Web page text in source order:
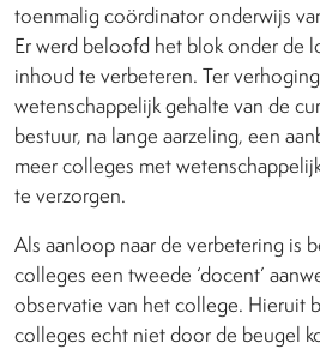
toenmalig coördinator onderwijs
Er werd beloofd het blok onder de
inhoud te verbeteren. Ter verhoging
wetenschappelijk gehalte van de
bestuur, na lange aarzeling, een
meer colleges met
te verzorgen.
Als aanloop naar de verbetering is
colleges een tweede ‘docent’
observatie van het college. Hieruit
colleges echt niet door de beugel